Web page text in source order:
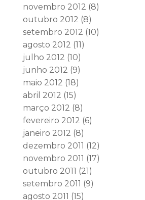
novembro 2012 (8)
outubro 2012 (8)
setembro 2012 (10)
agosto 2012 (11)
julho 2012 (10)
junho 2012 (9)
maio 2012 (18)
abril 2012 (15)
março 2012 (8)
fevereiro 2012 (6)
janeiro 2012 (8)
dezembro 2011 (12)
novembro 2011 (17)
outubro 2011 (21)
setembro 2011 (9)
agosto 2011 (15)